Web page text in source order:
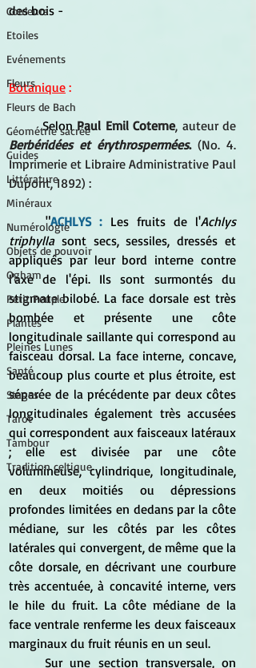
Couleurs
Etoiles
Evénements
Fleurs
Fleurs de Bach
Géométrie sacrée
Guides
Littérature
Minéraux
Numérologie
Objets de pouvoir
Ogham
Petit Peuple
Plantes
Pleines Lunes
Santé
Stages
Tarot
Tambour
Tradition celtique
des bois -
Botanique :
	Selon
Paul Emil Coterne
Berbéridées et érythrospermées. (No. 4.
Imprimerie et Libraire Administrative Paul
Dupont, 1892) :
	"
ACHLYS : Les fruits de l'Achlys
triphylla sont secs, sessiles, dressés et
appliqués par leur bord interne contre
l'axe de l'épi. Ils sont surmontés du
stigmate bilobé. La face dorsale est très
bombée et présente une côte
longitudinale saillante qui correspond au
faisceau dorsal. La face interne, concave,
beaucoup plus courte et plus étroite, est
séparée de la précédente par deux côtes
longitudinales également très accusées
qui correspondent aux faisceaux latéraux
; elle est divisée par une côte
volumineuse, cylindrique, longitudinale,
en deux moitiés ou dépressions
profondes limitées en dedans par la côte
médiane, sur les côtés par les côtes
latérales qui convergent, de même que la
côte dorsale, en décrivant une courbure
très accentuée, à concavité interne, vers
le hile du fruit. La côte médiane de la
face ventrale renferme les deux faisceaux
marginaux du fruit réunis en un seul.